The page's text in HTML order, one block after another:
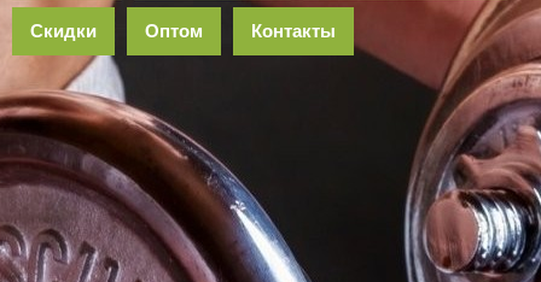
Скидки Оптом Контакты